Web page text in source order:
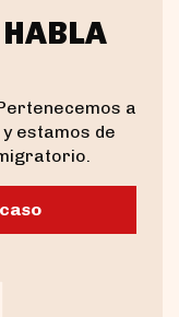
HABLA
a
estamos de